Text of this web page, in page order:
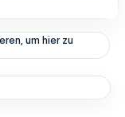
um hier zu